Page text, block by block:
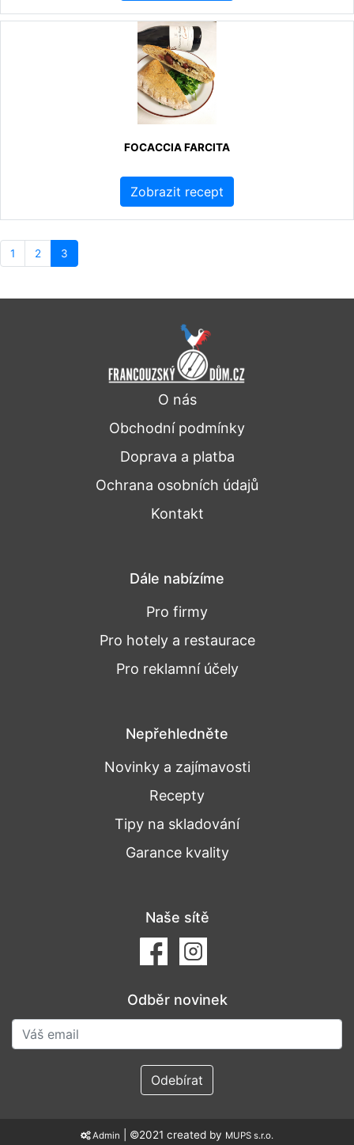
FOCACCIA FARCITA
Zobrazit recept
1 2 3
O nás
Obchodní podmínky
Doprava a platba
Ochrana osobních údajů
Kontakt
Dále nabízíme
Pro firmy
Pro hotely a restaurace
Pro reklamní účely
Nepřehledněte
Novinky a zajímavosti
Recepty
Tipy na skladování
Garance kvality
Naše sítě
Odběr novinek
Odebírat
Admin | ©2021 created by MUPS s.r.o.